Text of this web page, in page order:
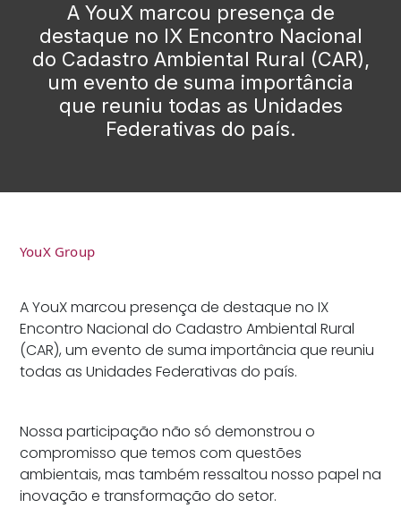
A YouX marcou presença de
destaque no IX Encontro Nacional
do Cadastro Ambiental Rural (CAR),
um evento de suma importância
que reuniu todas as Unidades
Federativas do país.
YouX Group
A YouX marcou presença de destaque no IX
Encontro Nacional do Cadastro Ambiental Rural
(CAR), um evento de suma importância que reuniu
todas as Unidades Federativas do país.
Nossa participação não só demonstrou o
compromisso que temos com questões
ambientais, mas também ressaltou nosso papel na
inovação e transformação do setor.